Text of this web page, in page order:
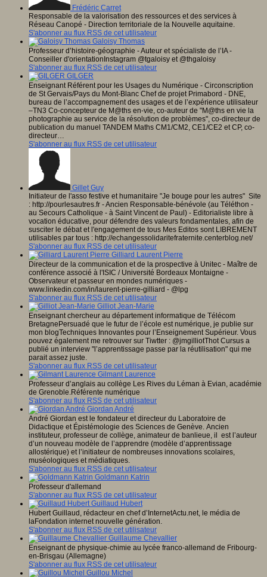
Frédéric Carret
Responsable de la valorisation des ressources et des services à
Réseau Canopé - Direction territoriale de la Nouvelle aquitaine.
S'abonner au flux RSS de cet utilisateur
Galoisy Thomas
Professeur d’histoire-géographie - Auteur et spécialiste de l’IA -
Conseiller d'orientationInstagram @tgaloisy et @thgaloisy
S'abonner au flux RSS de cet utilisateur
GILGER
Enseignant Référent pour les Usages du Numérique - Circonscription
de St Gervais/Pays du Mont-Blanc Chef de projet Primabord - DNE,
bureau de l’accompagnement des usages et de l’expérience utilisateur
–TN3 Co-concepteur de M@ths en-vie, co-auteur de "M@ths en vie la
photographie au service de la résolution de problèmes", co-directeur de
publication du manuel TANDEM Maths CM1/CM2, CE1/CE2 et CP, co-
directeur…
S'abonner au flux RSS de cet utilisateur
Gillet Guy
Initiateur de l'asso festive et humanitaire "Je bouge pour les autres" Site
: http://pourlesautres.fr - Ancien Responsable-bénévole (au Téléthon -
au Secours Catholique - à Saint Vincent de Paul) - Editorialiste libre à
vocation éducative, pour défendre des valeurs fondamentales, afin de
susciter le débat et l'engagement de tous Mes Editos sont LIBREMENT
utilisables par tous : http://echangessolidaritefraternite.centerblog.net/
S'abonner au flux RSS de cet utilisateur
Gilliard Laurent Pierre
Directeur de la communication et de la prospective à Unitec - Maître de
conférence associé à l'ISIC / Université Bordeaux Montaigne -
Observateur et passeur en mondes numériques -
www.linkedin.com/in/laurent-pierre-gilliard - @lpg
S'abonner au flux RSS de cet utilisateur
Gilliot Jean-Marie
Enseignant chercheur au département informatique de Télécom
BretagnePersuadé que le futur de l’école est numérique, je publie sur
mon blogTechniques Innovantes pour l’Enseignement Supérieur. Vous
pouvez également me retrouver sur Tiwtter : @jmgilliotThot Cursus a
publié un interview "l’apprentissage passe par la réutilisation" qui me
parait assez juste.
S'abonner au flux RSS de cet utilisateur
Gilmant Laurence
Professeur d’anglais au collège Les Rives du Léman à Evian, académie
de Grenoble.Référente numérique
S'abonner au flux RSS de cet utilisateur
Giordan André
André Giordan est le fondateur et directeur du Laboratoire de
Didactique et Épistémologie des Sciences de Genève. Ancien
instituteur, professeur de collège, animateur de banlieue, il est l’auteur
d’un nouveau modèle de l’apprendre (modèle d’apprentissage
allostérique) et l’initiateur de nombreuses innovations scolaires,
muséologiques et médiatiques.
S'abonner au flux RSS de cet utilisateur
Goldmann Katrin
Professeur d'allemand
S'abonner au flux RSS de cet utilisateur
Guillaud Hubert
Hubert Guillaud, rédacteur en chef d’InternetActu.net, le média de
laFondation internet nouvelle génération.
S'abonner au flux RSS de cet utilisateur
Guillaume Chevallier
Enseignant de physique-chimie au lycée franco-allemand de Fribourg-
en-Brisgau (Allemagne)
S'abonner au flux RSS de cet utilisateur
Guillou Michel